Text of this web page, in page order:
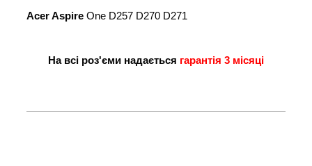
Acer Aspire One D257 D270 D271
На всі роз'єми надається гарантія 3 місяці